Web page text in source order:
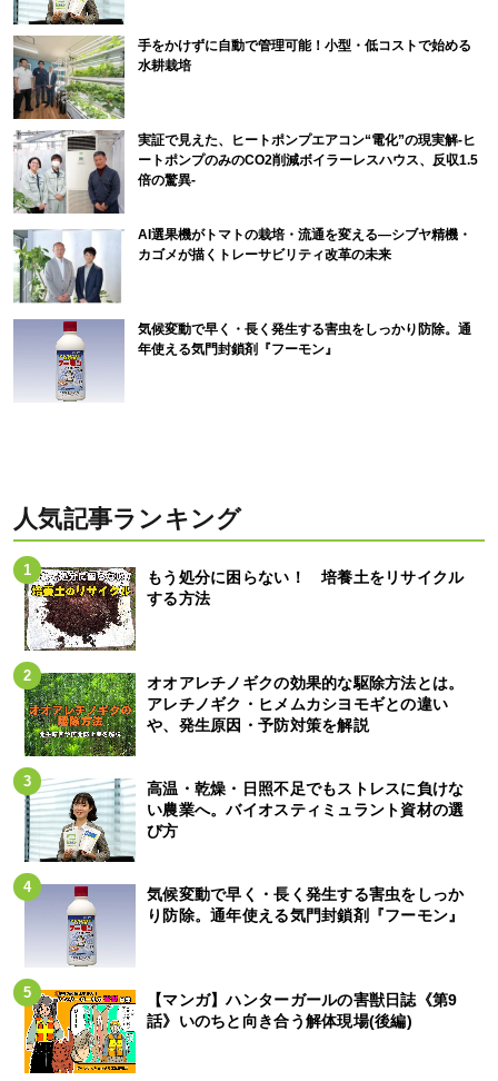
手をかけずに自動で管理可能！小型・低コストで始める
水耕栽培
実証で見えた、ヒートポンプエアコン“電化”の現実解-ヒ
ートポンプのみのCO2削減ボイラーレスハウス、反収1.5
倍の驚異-
AI選果機がトマトの栽培・流通を変える―シブヤ精機・
カゴメが描くトレーサビリティ改革の未来
気候変動で早く・長く発生する害虫をしっかり防除。通
年使える気門封鎖剤『フーモン』
人気記事ランキング
もう処分に困らない！ 培養土をリサイクル
する方法
オオアレチノギクの効果的な駆除方法とは。
アレチノギク・ヒメムカシヨモギとの違い
や、発生原因・予防対策を解説
高温・乾燥・日照不足でもストレスに負けな
い農業へ。バイオスティミュラント資材の選
び方
気候変動で早く・長く発生する害虫をしっか
り防除。通年使える気門封鎖剤『フーモン』
【マンガ】ハンターガールの害獣日誌《第9
話》いのちと向き合う解体現場(後編)